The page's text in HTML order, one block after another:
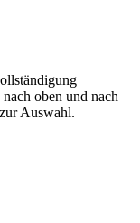
oben und nach
Auswahl.